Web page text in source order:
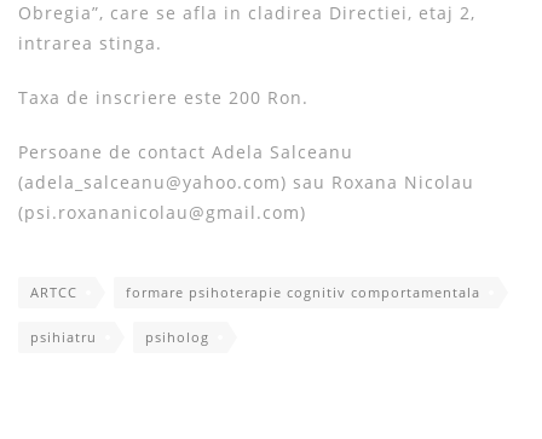
Obregia”, care se afla in cladirea Directiei, etaj 2,
intrarea stinga.
Taxa de inscriere este 200 Ron.
Persoane de contact Adela Salceanu
(adela_salceanu@yahoo.com) sau Roxana Nicolau
(psi.roxananicolau@gmail.com)
ARTCC formare psihoterapie cognitiv comportamentala
psihiatru psiholog